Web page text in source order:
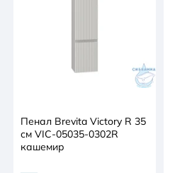
Пенал Brevita Victory R 35
см VIC-05035-0302R
кашемир